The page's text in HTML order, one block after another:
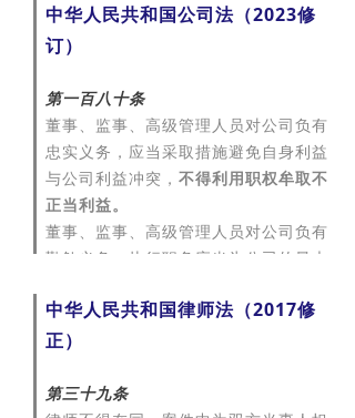
中华人民共和国公司法（2023修
订）
第一百八十条
董事、监事、高级管理人员对公司负有
忠实义务，应当采取措施避免自身利益
与公司利益冲突， 不得利用职权牟取不
正当利益。
董事、监事、高级管理人员对公司负有
勤勉义务，执行职务应当为公司的最大
第一百八十一条
行为：
中华人民共和国律师法（2017修
正）
第三十九条